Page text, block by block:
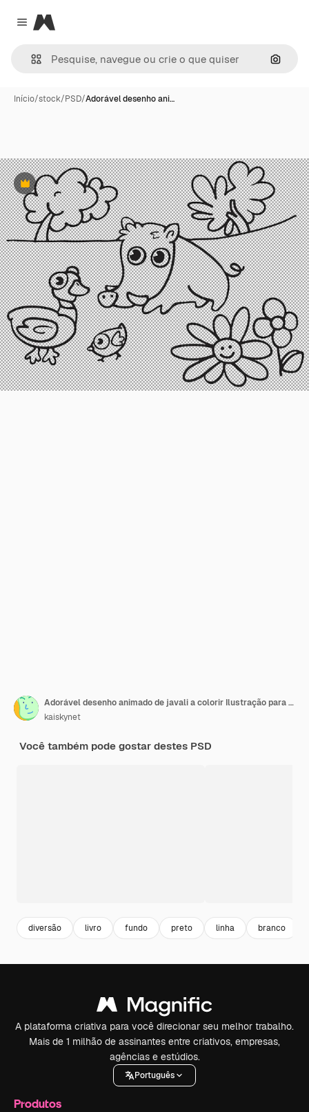
Close menu
Magnific
Início/stock/PSD/Adorável desenho ani…
Premium
Adorável desenho animado de javali a colorir Ilustração para Crianças
kaiskynet
Você também pode gostar destes PSD
diversão livro fundo preto linha branco
A plataforma criativa para você direcionar seu melhor trabalho.
Mais de 1 milhão de assinantes entre criativos, empresas,
agências e estúdios.
Português
Produtos